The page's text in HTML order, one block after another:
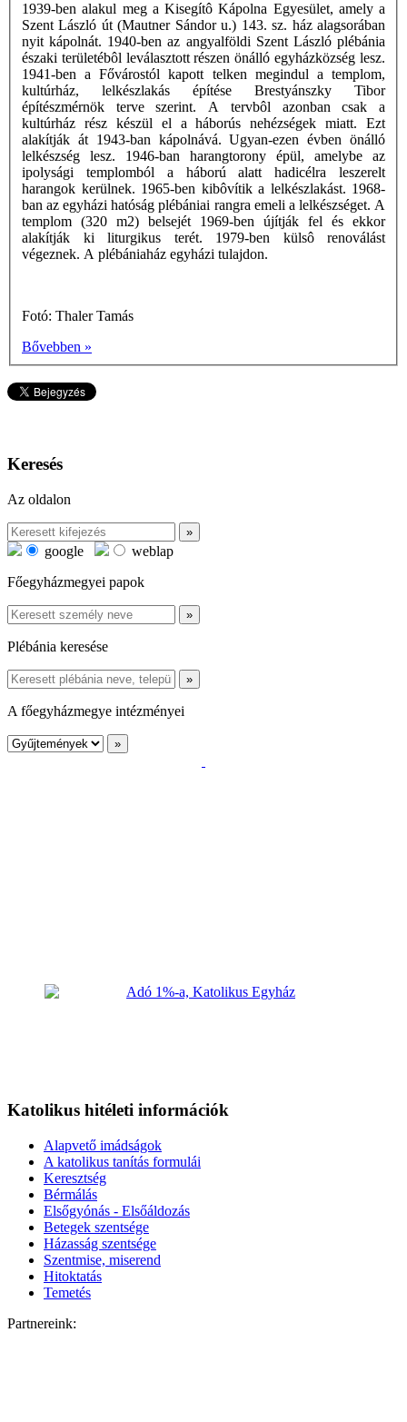
1939-ben alakul meg a Kisegítô Kápolna Egyesület, amely a
Szent László út (Mautner Sándor u.) 143. sz. ház alagsorában
nyit kápolnát. 1940-ben az angyalföldi Szent László plébánia
északi területébôl leválasztott részen önálló egyházközség lesz.
1941-ben a Fővárostól kapott telken megindul a templom,
kultúrház, lelkészlakás építése Brestyánszky Tibor
építészmérnök terve szerint. A tervbôl azonban csak a
kultúrház rész készül el a háborús nehézségek miatt. Ezt
alakítják át 1943-ban kápolnává. Ugyan-ezen évben önálló
lelkészség lesz. 1946-ban harangtorony épül, amelybe az
ipolysági templomból a háború alatt hadicélra leszerelt
harangok kerülnek. 1965-ben kibôvítik a lelkészlakást. 1968-
ban az egyházi hatóság plébániai rangra emeli a lelkészséget. A
templom (320 m2) belsejét 1969-ben újítják fel és ekkor
alakítják ki liturgikus terét. 1979-ben külsô renoválást
végeznek. A plébániaház egyházi tulajdon.
Fotó: Thaler Tamás
Bővebben »
Keresés
Az oldalon
google
weblap
Főegyházmegyei papok
Plébánia keresése
A főegyházmegye intézményei
Katolikus hitéleti információk
Alapvető imádságok
A katolikus tanítás formulái
Keresztség
Bérmálás
Elsőgyónás - Elsőáldozás
Betegek szentsége
Házasság szentsége
Szentmise, miserend
Hitoktatás
Temetés
Partnereink: